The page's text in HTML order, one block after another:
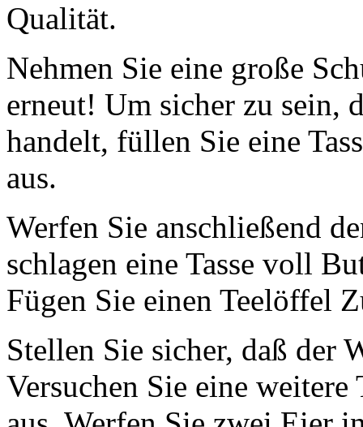
Qualität.
Nehmen Sie eine große
erneut! Um sicher zu sein,
handelt, füllen Sie eine
aus.
Werfen Sie anschließend
schlagen eine Tasse voll
Fügen Sie einen Teelöffel
Stellen Sie sicher, daß der
Versuchen Sie eine